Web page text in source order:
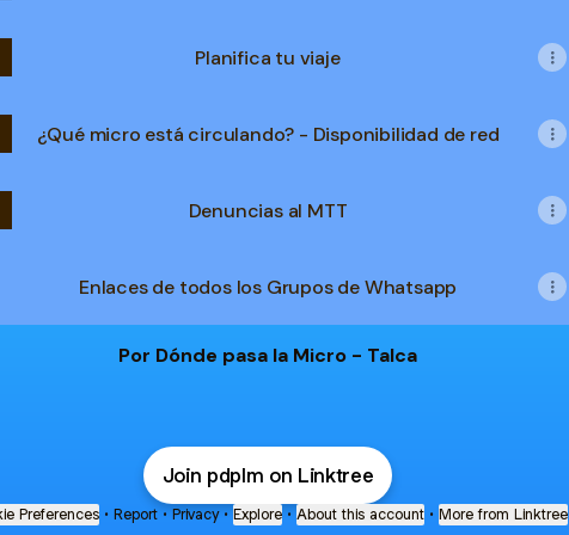
Planifica tu viaje
¿Qué micro está circulando? - Disponibilidad de red
Denuncias al MTT
Enlaces de todos los Grupos de Whatsapp
Por Dónde pasa la Micro - Talca
Join pdplm on Linktree
Preferences • Report • Privacy • Explore • About this account • More from Linktree